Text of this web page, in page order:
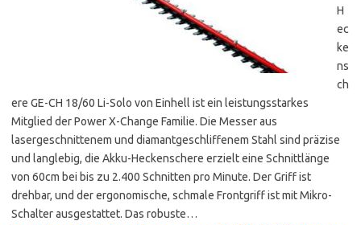
H
ec
ke
ns
ch
ere GE-CH 18/60 Li-Solo von Einhell ist ein leistungsstarkes
Mitglied der Power X-Change Familie. Die Messer aus
lasergeschnittenem und diamantgeschliffenem Stahl sind präzise
und langlebig, die Akku-Heckenschere erzielt eine Schnittlänge
von 60cm bei bis zu 2.400 Schnitten pro Minute. Der Griff ist
drehbar, und der ergonomische, schmale Frontgriff ist mit Mikro-
Schalter ausgestattet. Das robuste…